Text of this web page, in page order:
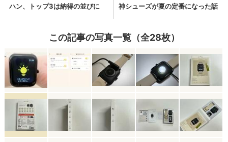
この記事の写真一覧（全28枚）